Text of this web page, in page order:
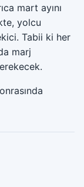
mart ayını
yolcu
Tabii ki her
marj